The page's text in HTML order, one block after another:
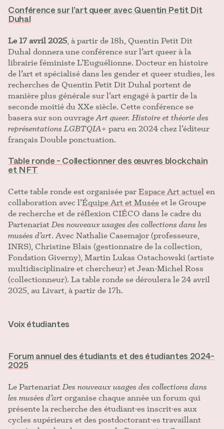
Conférence sur l’art queer avec Quentin Petit Dit
Duhal
Le 17 avril 2025, à partir de 18h, Quentin Petit Dit
Duhal donnera une conférence sur l’art queer à la
librairie féministe L’Euguélionne. Docteur en histoire
de l’art et spécialisé dans les gender et queer studies, les
recherches de Quentin Petit Dit Duhal portent de
manière plus générale sur l’art engagé à partir de la
seconde moitié du XXe siècle. Cette conférence se
basera sur son ouvrageArt queer. Histoire et théorie des
représentations LGBTQIA+ paru en 2024 chez l’éditeur
français Double ponctuation.
Table ronde - Collectionner des œuvres blockchain
et NFT
Cette table ronde est organisée parEspace Art actuelen
collaboration avec l’Équipe Art et Muséeet le Groupe
de recherche et de réflexion CIÉCO dans le cadre du
PartenariatDes nouveaux usages des collections dans les
musées d’art. Avec Nathalie Casemajor (professeure,
INRS), Christine Blais (gestionnaire de la collection,
Fondation Giverny), Martin Lukas Ostachowski (artiste
multidisciplinaire et chercheur) et Jean-Michel Ross
(collectionneur). La table ronde se déroulera le 24 avril
2025, au Livart, à partir de 17h.
Voix étudiantes
Forum annuel des étudiants et des étudiantes 2024-
2025
Le PartenariatDes nouveaux usages des collections dans
les musées d’artorganise chaque année un forum qui
présente la recherche des étudiant·es inscrit·es aux
cycles supérieurs et des postdoctorant·es travaillant